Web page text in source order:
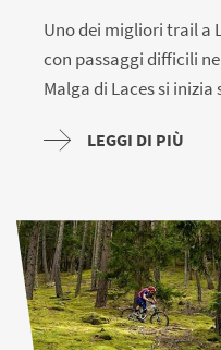
Uno dei migliori trail a
con passaggi difficili
Malga di Laces si inizia
LEGGI DI PIÙ